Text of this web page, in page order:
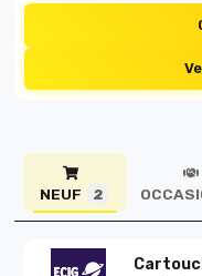
NEUF 2